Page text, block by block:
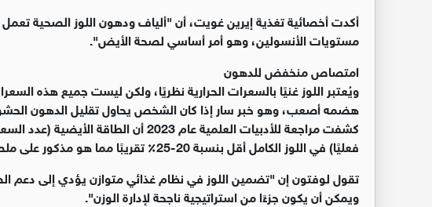
أكدت أخصائية تغذية إيرين غويت، أن "ألياف ودهون اللوز الصحية تعمل
مستويات الأنسولين، وهو أمر أساسي لصحة الأيض".
امتصاص منخفض للدهون
ويُعتبر اللوز غنيًا بالسعرات الحرارية نظريًا، ولكن ليست جميع هذه
هضمه أصعب، وهو خبر سار إذا كان الشخص يحاول تقليل الدهون
كشفت مراجعة للأدبيات العلمية عام 2023
فعليًا) في اللوز الكامل أقل بنسبة 20-25٪ تقريبًا مما هو مذكور على ملصقات التغذية.
تقول لوفتون إن "تضمين اللوز في نظام غذائي متوازن يؤدي إلى دعم
ويمكن أن يكون جزءًا من استراتيجية ناجحة لإدارة الوزن".